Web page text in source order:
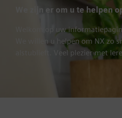
We zijn er om u te helpen
Welkom op uw
We willen u helpen om NX zo
alstublieft. Veel plezier met